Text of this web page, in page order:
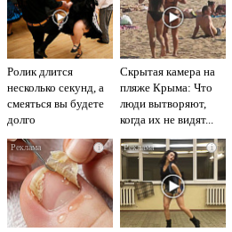
Ролик длится
несколько секунд, а
смеяться вы будете
долго
Скрытая камера на
пляже Крыма: Что
люди вытворяют,
когда их не видят...
i i